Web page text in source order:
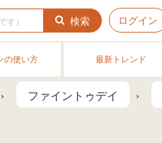
検索 ログイン
の使い方 最新トレンド
ファイントゥデイ